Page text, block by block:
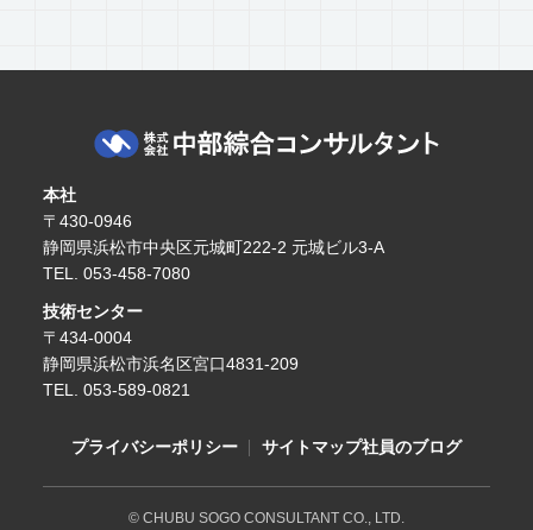
本社
〒430-0946
静岡県浜松市中央区元城町222-2 元城ビル3-A
TEL. 053-458-7080
技術センター
〒434-0004
静岡県浜松市浜名区宮口4831-209
TEL. 053-589-0821
プライバシーポリシー サイトマップ社員のブログ
© CHUBU SOGO CONSULTANT CO., LTD.